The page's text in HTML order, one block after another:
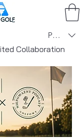
Collaboration
PLN (zł)